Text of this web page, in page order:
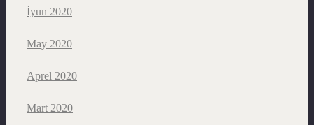
İyun 2020
May 2020
Aprel 2020
Mart 2020